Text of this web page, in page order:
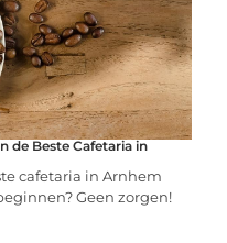
de Beste Cafetaria in
cafetaria in Arnhem
Geen zorgen!